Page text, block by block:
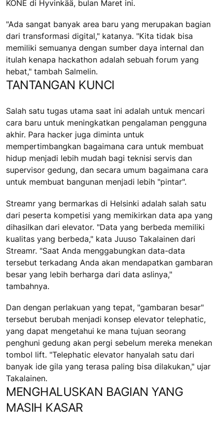
KONE di Hyvinkää, bulan Maret ini.
"Ada sangat banyak area baru yang merupakan bagian
dari transformasi digital," katanya. "Kita tidak bisa
memiliki semuanya dengan sumber daya internal dan
itulah kenapa hackathon adalah sebuah forum yang
hebat," tambah Salmelin.
TANTANGAN KUNCI
Salah satu tugas utama saat ini adalah untuk mencari
cara baru untuk meningkatkan pengalaman pengguna
akhir. Para hacker juga diminta untuk
mempertimbangkan bagaimana cara untuk membuat
hidup menjadi lebih mudah bagi teknisi servis dan
supervisor gedung, dan secara umum bagaimana cara
untuk membuat bangunan menjadi lebih "pintar".
Streamr yang bermarkas di Helsinki adalah salah satu
dari peserta kompetisi yang memikirkan data apa yang
dihasilkan dari elevator. "Data yang berbeda memiliki
kualitas yang berbeda," kata Juuso Takalainen dari
Streamr. "Saat Anda menggabungkan data-data
tersebut terkadang Anda akan mendapatkan gambaran
besar yang lebih berharga dari data aslinya,"
tambahnya.
Dan dengan perlakuan yang tepat, "gambaran besar"
tersebut berubah menjadi konsep elevator telephatic,
yang dapat mengetahui ke mana tujuan seorang
penghuni gedung akan pergi sebelum mereka menekan
tombol lift. "Telephatic elevator hanyalah satu dari
banyak ide gila yang terasa paling bisa dilakukan," ujar
Takalainen.
MENGHALUSKAN BAGIAN YANG
MASIH KASAR